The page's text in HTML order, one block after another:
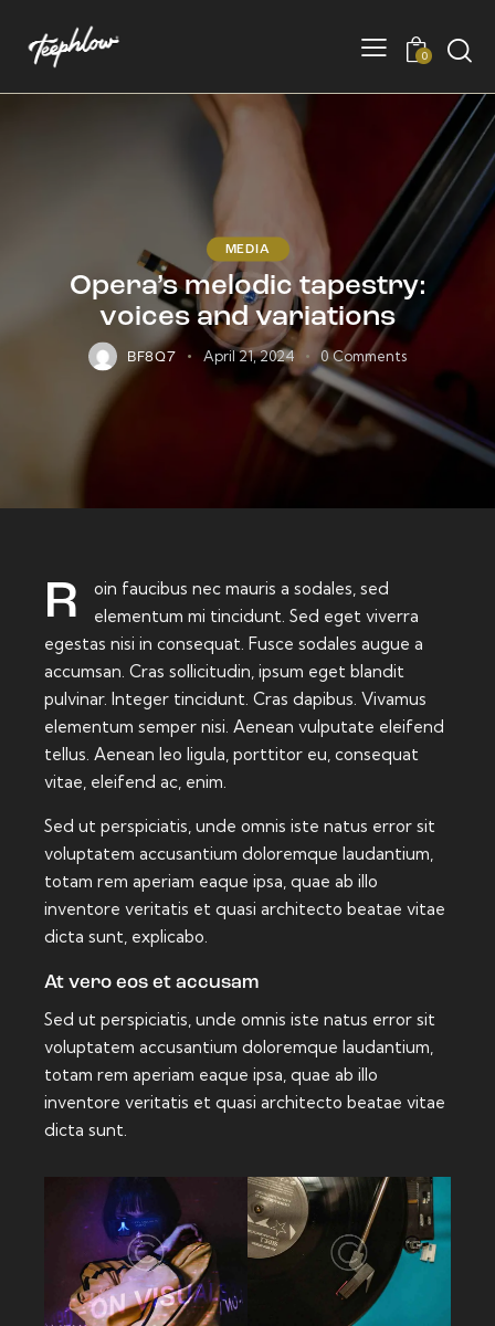
0
MEDIA
Opera’s melodic tapestry:
voices and variations
BF8Q7 April 21, 2024 0 Comments
Roin faucibus nec mauris a sodales, sed
elementum mi tincidunt. Sed eget viverra
egestas nisi in consequat. Fusce sodales augue a
accumsan. Cras sollicitudin, ipsum eget blandit
pulvinar. Integer tincidunt. Cras dapibus. Vivamus
elementum semper nisi. Aenean vulputate eleifend
tellus. Aenean leo ligula, porttitor eu, consequat
vitae, eleifend ac, enim.
Sed ut perspiciatis, unde omnis iste natus error sit
voluptatem accusantium doloremque laudantium,
totam rem aperiam eaque ipsa, quae ab illo
inventore veritatis et quasi architecto beatae vitae
dicta sunt, explicabo.
At vero eos et accusam
Sed ut perspiciatis, unde omnis iste natus error sit
voluptatem accusantium doloremque laudantium,
totam rem aperiam eaque ipsa, quae ab illo
inventore veritatis et quasi architecto beatae vitae
dicta sunt.